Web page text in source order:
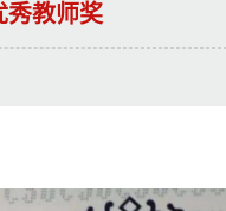
秀教师奖